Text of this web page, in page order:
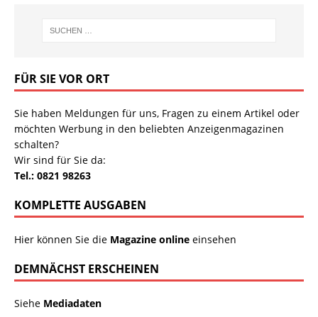
FÜR SIE VOR ORT
Sie haben Meldungen für uns, Fragen zu einem Artikel oder
möchten Werbung in den beliebten Anzeigenmagazinen
schalten?
Wir sind für Sie da:
Tel.: 0821 98263
KOMPLETTE AUSGABEN
Hier können Sie die Magazine online einsehen
DEMNÄCHST ERSCHEINEN
Siehe Mediadaten